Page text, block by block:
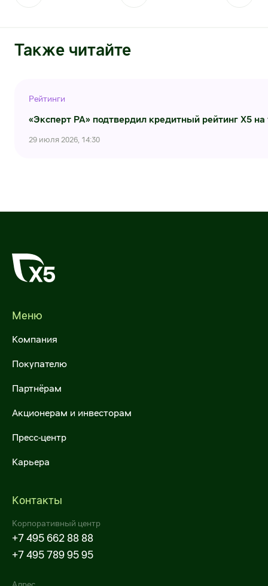
Также читайте
Рейтинги
«Эксперт РА» подтвердил кредитный рейтинг X5
29 июля 2026, 14:30
Меню
Компания
Покупателю
Партнёрам
Акционерам и инвесторам
Пресс-центр
Карьера
Контакты
Корпоративный центр
+7 495 662 88 88
+7 495 789 95 95
Адрес